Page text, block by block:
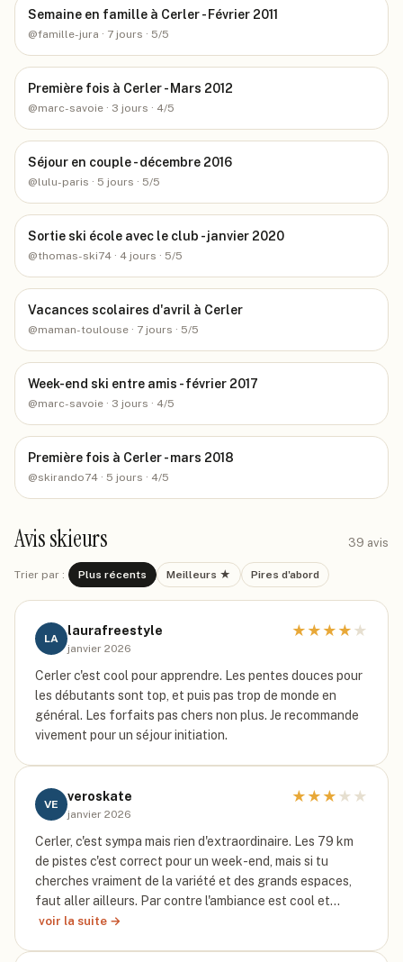
Semaine en famille à Cerler - Février 2011
@famille-jura · 7 jours · 5/5
Première fois à Cerler - Mars 2012
@marc-savoie · 3 jours · 4/5
Séjour en couple - décembre 2016
@lulu-paris · 5 jours · 5/5
Sortie ski école avec le club - janvier 2020
@thomas-ski74 · 4 jours · 5/5
Vacances scolaires d'avril à Cerler
@maman-toulouse · 7 jours · 5/5
Week-end ski entre amis - février 2017
@marc-savoie · 3 jours · 4/5
Première fois à Cerler - mars 2018
@skirando74 · 5 jours · 4/5
Avis skieurs 39 avis
Trier par : Plus récents Meilleurs ★ Pires d'abord
LA
laurafreestyle
janvier 2026
★ ★ ★ ★ ★
Cerler c'est cool pour apprendre. Les pentes douces pour
les débutants sont top, et puis pas trop de monde en
général. Les forfaits pas chers non plus. Je recommande
vivement pour un séjour initiation.
VE
veroskate
janvier 2026
★ ★ ★ ★ ★
Cerler, c'est sympa mais rien d'extraordinaire. Les 79 km
de pistes c'est correct pour un week-end, mais si tu
cherches vraiment de la variété et des grands espaces,
faut aller ailleurs. Par contre l'ambiance est cool et…
voir la suite →